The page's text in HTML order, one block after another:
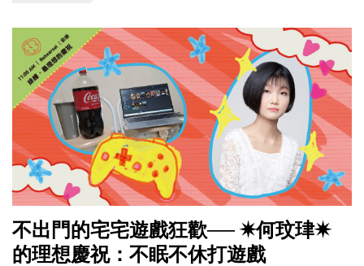
不出門的宅宅遊戲狂歡── ✷何玟珒✷
的理想慶祝：不眠不休打遊戲